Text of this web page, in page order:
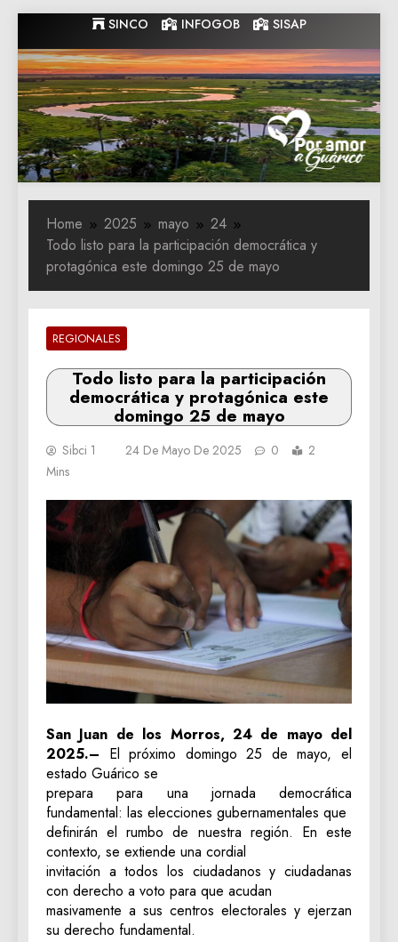
to
content
SINCO INFOGOB SISAP
Gobernacion
de Guarico
Gobernacion de Guarico
Home 2025 mayo
24
Todo listo para la participación democrática y
protagónica este domingo 25 de mayo
REGIONALES
Todo listo para la participación
democrática y protagónica este
domingo 25 de mayo
Sibci 1 24 De Mayo De 2025 0
2
Mins
‎San Juan de los Morros, 24 de mayo del
2025.– El próximo domingo 25 de mayo, el
estado Guárico se
prepara para una jornada democrática
fundamental: las elecciones gubernamentales que
definirán el rumbo de nuestra región. En este
contexto, se extiende una cordial
invitación a todos los ciudadanos y ciudadanas
con derecho a voto para que acudan
masivamente a sus centros electorales y ejerzan
su derecho fundamental.